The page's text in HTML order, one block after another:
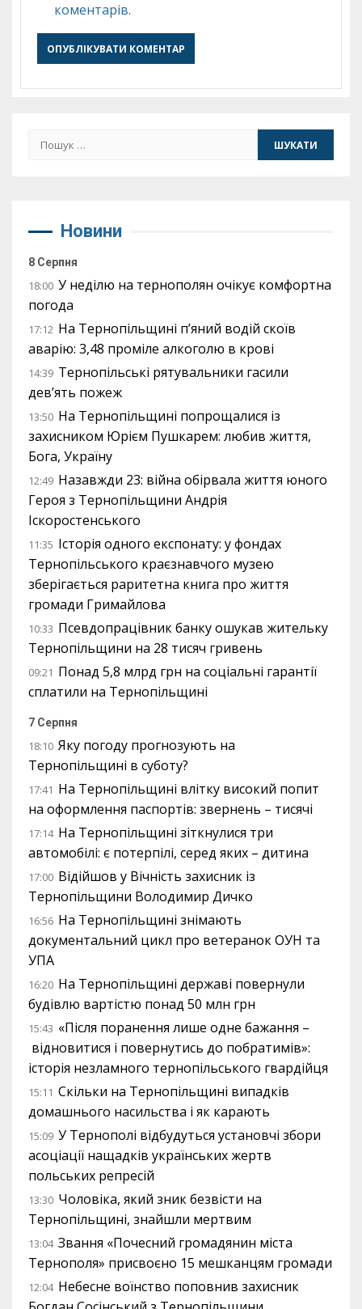
коментарів.
Пошук:
Новини
8 Серпня
18:00 У неділю на тернополян очікує комфортна
погода
17:12 На Тернопільщині п’яний водій скоїв
аварію: 3,48 проміле алкоголю в крові
14:39 Тернопільські рятувальники гасили
дев’ять пожеж
13:50 На Тернопільщині попрощалися із
захисником Юрієм Пушкарем: любив життя,
Бога, Україну
12:49 Назавжди 23: війна обірвала життя юного
Героя з Тернопільщини Андрія
Іскоростенського
11:35 Історія одного експонату: у фондах
Тернопільського краєзнавчого музею
зберігається раритетна книга про життя
громади Гримайлова
10:33 Псевдопрацівник банку ошукав жительку
Тернопільщини на 28 тисяч гривень
09:21 Понад 5,8 млрд грн на соціальні гарантії
сплатили на Тернопільщині
7 Серпня
18:10 Яку погоду прогнозують на
Тернопільщині в суботу?
17:41 На Тернопільщині влітку високий попит
на оформлення паспортів: звернень – тисячі
17:14 На Тернопільщині зіткнулися три
автомобілі: є потерпілі, серед яких – дитина
17:00 Відійшов у Вічність захисник із
Тернопільщини Володимир Дичко
16:56 На Тернопільщині знімають
документальний цикл про ветеранок ОУН та
УПА
16:20 На Тернопільщині державі повернули
будівлю вартістю понад 50 млн грн
15:43 «Після поранення лише одне бажання –
відновитися і повернутись до побратимів»:
історія незламного тернопільського гвардійця
15:11 Скільки на Тернопільщині випадків
домашнього насильства і як карають
15:09 У Тернополі відбудуться установчі збори
асоціації нащадків українських жертв
польських репресій
13:30 Чоловіка, який зник безвісти на
Тернопільщині, знайшли мертвим
13:04 Звання «Почесний громадянин міста
Тернополя» присвоєно 15 мешканцям громади
12:04 Небесне воїнство поповнив захисник